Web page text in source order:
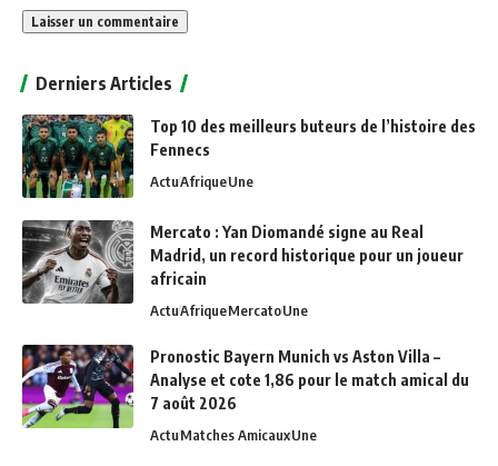
Derniers Articles
Top 10 des meilleurs buteurs de l’histoire des
Fennecs
ActuAfriqueUne
Mercato : Yan Diomandé signe au Real
Madrid, un record historique pour un joueur
africain
ActuAfriqueMercatoUne
Pronostic Bayern Munich vs Aston Villa –
Analyse et cote 1,86 pour le match amical du
7 août 2026
ActuMatches AmicauxUne